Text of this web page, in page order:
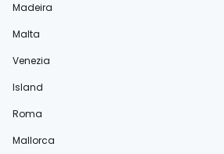
Madeira
Malta
Venezia
Island
Roma
Mallorca